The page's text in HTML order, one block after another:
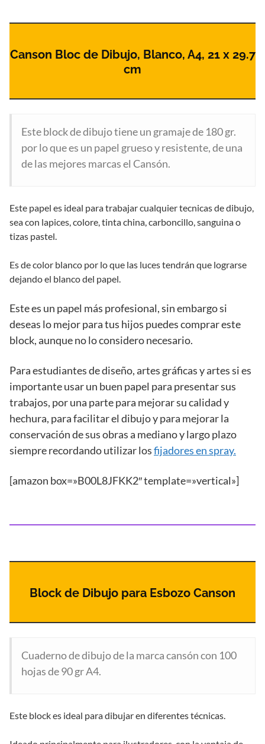
Canson Bloc de Dibujo, Blanco, A4, 21 x 29.7
cm
Este block de dibujo tiene un gramaje de 180 gr.
por lo que es un papel grueso y resistente, de una
de las mejores marcas el Cansón.
Este papel es ideal para trabajar cualquier tecnicas de dibujo,
sea con lapices, colore, tinta china, carboncillo, sanguina o
tizas pastel.
Es de color blanco por lo que las luces tendrán que lograrse
dejando el blanco del papel.
Este es un papel más profesional, sin embargo si
deseas lo mejor para tus hijos puedes comprar este
block, aunque no lo considero necesario.
Para estudiantes de diseño, artes gráficas y artes si es
importante usar un buen papel para presentar sus
trabajos, por una parte para mejorar su calidad y
hechura, para facilitar el dibujo y para mejorar la
conservación de sus obras a mediano y largo plazo
siempre recordando utilizar losfijadores en spray.
[amazon box=»B00L8JFKK2″ template=»vertical»]
Block de Dibujo para Esbozo Canson
Cuaderno de dibujo de la marca cansón con 100
hojas de 90 gr A4.
Este block es ideal para dibujar en diferentes técnicas.